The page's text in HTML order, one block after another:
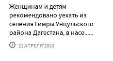
Женщинам и детям
рекомендовано уехать из
селения Гимры Унцульского
района Дагестана, в насе......
11 АПРЕЛЯ'2013